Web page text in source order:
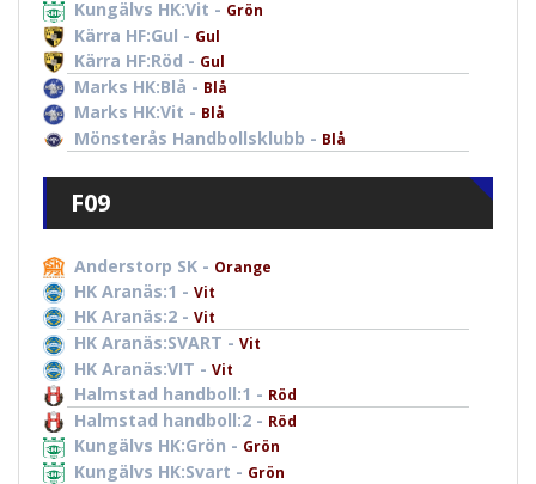
Kungälvs HK:Vit - Grön
Kärra HF:Gul - Gul
Kärra HF:Röd - Gul
Marks HK:Blå - Blå
Marks HK:Vit - Blå
Mönsterås Handbollsklubb - Blå
F09
Anderstorp SK - Orange
HK Aranäs:1 - Vit
HK Aranäs:2 - Vit
HK Aranäs:SVART - Vit
HK Aranäs:VIT - Vit
Halmstad handboll:1 - Röd
Halmstad handboll:2 - Röd
Kungälvs HK:Grön - Grön
Kungälvs HK:Svart - Grön